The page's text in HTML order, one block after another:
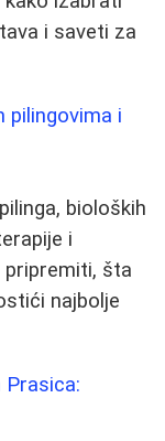
i saveti za
pilingovima i
bioloških
i
pripremiti, šta
najbolje